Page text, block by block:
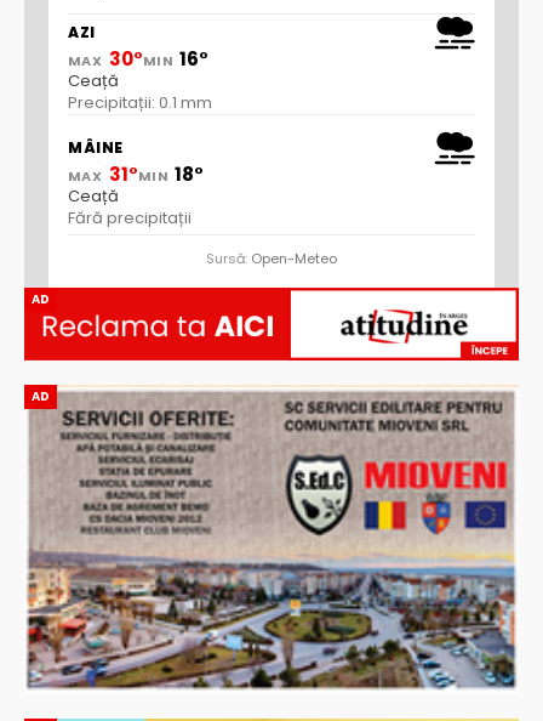
AD
AD
AZI
MAX 30°MIN 16°
Ceață
Precipitații: 0.1 mm
MÂINE
MAX 31°MIN 18°
Ceață
Fără precipitații
Sursă: Open-Meteo